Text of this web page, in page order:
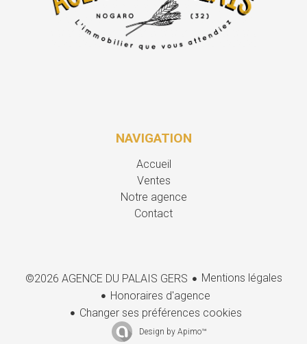
NAVIGATION
Accueil
Ventes
Notre agence
Contact
©2026 AGENCE DU PALAIS GERS
Mentions légales
Honoraires d'agence
Changer ses préférences cookies
Design by Apimo™